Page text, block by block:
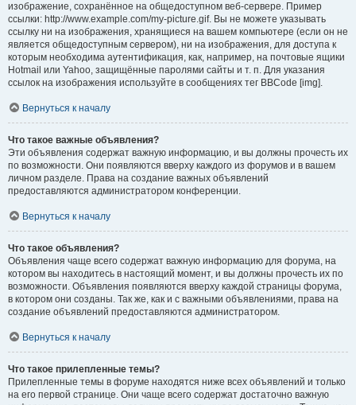
изображение, сохранённое на общедоступном веб-сервере. Пример
ссылки: http://www.example.com/my-picture.gif. Вы не можете указывать
ссылку ни на изображения, хранящиеся на вашем компьютере (если он не
является общедоступным сервером), ни на изображения, для доступа к
которым необходима аутентификация, как, например, на почтовые ящики
Hotmail или Yahoo, защищённые паролями сайты и т. п. Для указания
ссылок на изображения используйте в сообщениях тег BBCode [img].
Вернуться к началу
Что такое важные объявления?
Эти объявления содержат важную информацию, и вы должны прочесть их
по возможности. Они появляются вверху каждого из форумов и в вашем
личном разделе. Права на создание важных объявлений
предоставляются администратором конференции.
Вернуться к началу
Что такое объявления?
Объявления чаще всего содержат важную информацию для форума, на
котором вы находитесь в настоящий момент, и вы должны прочесть их по
возможности. Объявления появляются вверху каждой страницы форума,
в котором они созданы. Так же, как и с важными объявлениями, права на
создание объявлений предоставляются администратором.
Вернуться к началу
Что такое прилепленные темы?
Прилепленные темы в форуме находятся ниже всех объявлений и только
на его первой странице. Они чаще всего содержат достаточно важную